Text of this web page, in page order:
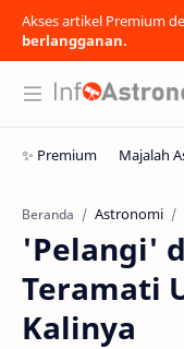
Akses artikel Premium
berlangganan.
Beranda Astronomi
'Pelangi'
Teramati
Kalinya